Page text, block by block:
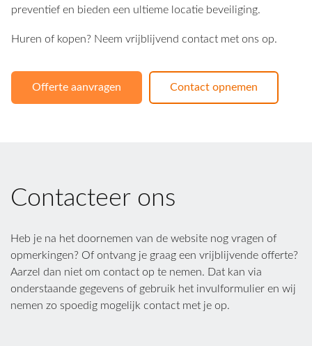
preventief en bieden een ultieme locatie beveiliging.
Huren of kopen? Neem vrijblijvend contact met ons op.
Offerte aanvragen Contact opnemen
Contacteer ons
Heb je na het doornemen van de website nog vragen of
opmerkingen? Of ontvang je graag een vrijblijvende offerte?
Aarzel dan niet om contact op te nemen. Dat kan via
onderstaande gegevens of gebruik het invulformulier en wij
nemen zo spoedig mogelijk contact met je op.